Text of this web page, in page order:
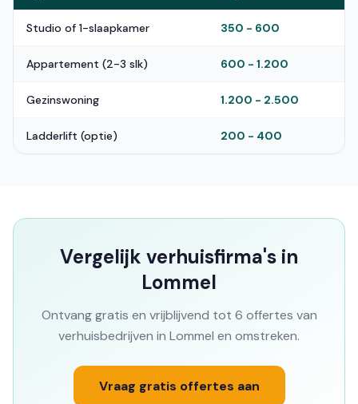
Studio of 1-slaapkamer 350 - 600
Appartement (2-3 slk) 600 - 1.200
Gezinswoning 1.200 - 2.500
Ladderlift (optie) 200 - 400
Vergelijk verhuisfirma's in
Lommel
Ontvang gratis en vrijblijvend tot 6 offertes van
verhuisbedrijven in Lommel en omstreken.
Vraag gratis offertes aan